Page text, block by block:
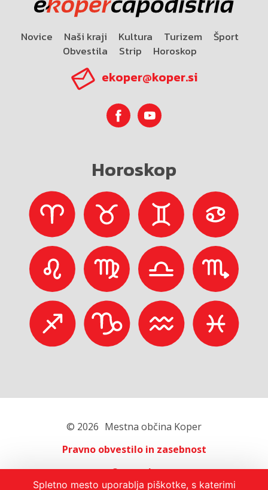
Novice Naši kraji Kultura Turizem
Šport
Obvestila
Strip Horoskop
ekoper@koper.si
Horoskop
© 2026 Mestna občina Koper
Pravno obvestilo in zasebnost
O portalu
Spletno mesto uporablja piškotke, s katerimi